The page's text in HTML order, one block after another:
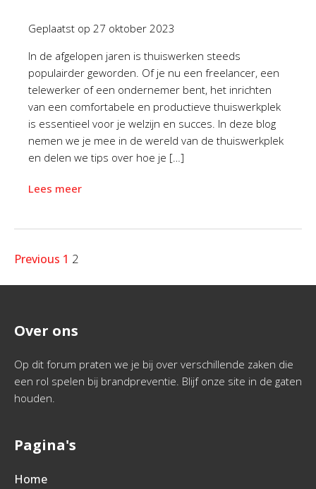
Geplaatst op 27 oktober 2023
In de afgelopen jaren is thuiswerken steeds
populairder geworden. Of je nu een freelancer, een
telewerker of een ondernemer bent, het inrichten
van een comfortabele en productieve thuiswerkplek
is essentieel voor je welzijn en succes. In deze blog
nemen we je mee in de wereld van de thuiswerkplek
en delen we tips over hoe je […]
Lees meer
Previous 1 2
Over ons
Op dit forum praten we je bij over verschillende zaken die
een rol spelen bij brandpreventie. Blijf onze site in de gaten
houden.
Pagina's
Home